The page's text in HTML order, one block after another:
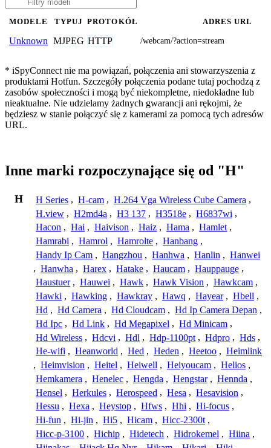
MODELE TYPUJ PROTOKÓŁ ADRES URL
Unknown MJPEG HTTP /webcam/?action=stream
* iSpyConnect nie ma powiązań, połączenia ani stowarzyszenia z
produktami Hotfun. Szczegóły połączenia podane tutaj pochodzą z
zasobów społeczności i mogą być niekompletne, niedokładne lub
nieaktualne. Nie udzielamy żadnych gwarancji ani rękojmi, że
będziesz w stanie połączyć się z kamerami za pomocą tych adresów
URL.
Inne marki rozpoczynające się od "H"
H H Series , H-cam , H.264 Vga Wireless Cube Camera ,
H.view , H2md4a , H3 137 , H3518e , H6837wi ,
Hacon , Hai , Haivison , Haiz , Hama , Hamlet ,
Hamrabi , Hamrol , Hamrolte , Hanbang ,
Handy Ip Cam , Hangzhou , Hanhwa , Hanlin , Hanwei
, Hanwha , Harex , Hatake , Haucam , Hauppauge ,
Haustuer , Hauwei , Hawk , Hawk Vision , Hawkcam ,
Hawki , Hawking , Hawkray , Hawq , Hayear , Hbell ,
Hd , Hd Camera , Hd Cloudcam , Hd Ip Camera Depan ,
Hd Ipc , Hd Link , Hd Megapixel , Hd Minicam ,
Hd Wireless , Hdcvi , Hdl , Hdp-1100pt , Hdpro , Hds ,
He-wifi , Heanworld , Hed , Heden , Heetoo , Heimlink
, Heimvision , Heitel , Heiwell , Heiyoucam , Helios ,
Hemkamera , Henelec , Hengda , Hengstar , Hennda ,
Hensel , Herkules , Herospeed , Hesa , Hesavision ,
Hessu , Hexa , Heystop , Hfws , Hhi , Hi-focus ,
Hi-fun , Hi-jin , Hi5 , Hicam , Hicc-2300t ,
Hicc-p-3100 , Hichip , Hidetech , Hidrokemel , Hiina ,